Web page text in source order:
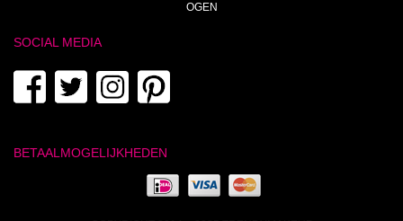
OGEN
SOCIAL MEDIA
BETAALMOGELIJKHEDEN